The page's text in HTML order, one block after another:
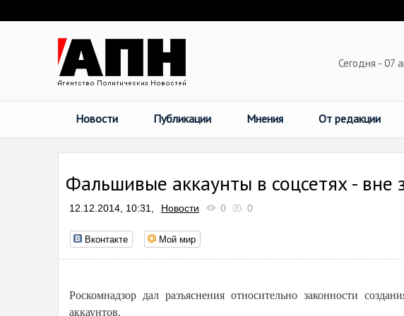
Сегодня - 07
Новости Публикации Мнения От редакции
Фальшивые аккаунты в соцсетях - вне
12.12.2014, 10:31, Новости 0 0
Вконтакте Мой мир
Роскомнадзор дал разъяснения относительно законности
аккаунтов.